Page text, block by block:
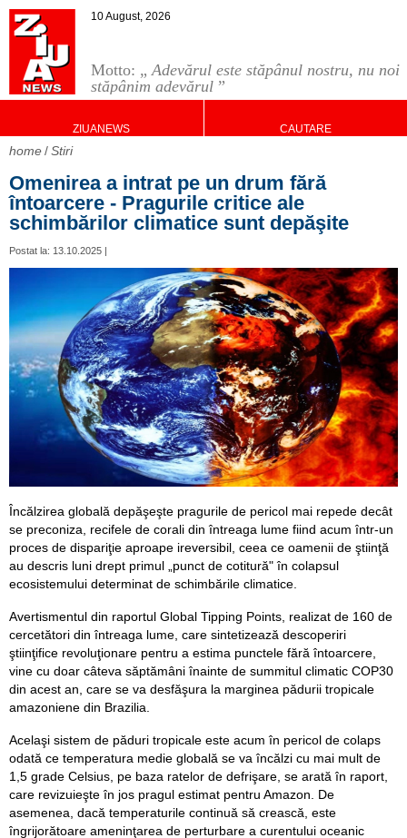
Motto: „Adevărul este stăpânul nostru, nu noi
stăpânim adevărul ”
10 August, 2026
ZIUANEWS CAUTARE
home Stiri
Omenirea a intrat pe un drum fără
întoarcere - Pragurile critice ale
schimbărilor climatice sunt depăşite
Postat la: 13.10.2025 |
Încălzirea globală depăşeşte pragurile de pericol mai repede decât
se preconiza, recifele de corali din întreaga lume fiind acum într-un
proces de dispariţie aproape ireversibil, ceea ce oamenii de ştiinţă
au descris luni drept primul „punct de cotitură" în colapsul
ecosistemului determinat de schimbările climatice.
Avertismentul din raportul Global Tipping Points, realizat de 160 de
cercetători din întreaga lume, care sintetizează descoperiri
ştiinţifice revoluţionare pentru a estima punctele fără întoarcere,
vine cu doar câteva săptămâni înainte de summitul climatic COP30
din acest an, care se va desfăşura la marginea pădurii tropicale
amazoniene din Brazilia.
Acelaşi sistem de păduri tropicale este acum în pericol de colaps
odată ce temperatura medie globală se va încălzi cu mai mult de
1,5 grade Celsius, pe baza ratelor de defrişare, se arată în raport,
care revizuieşte în jos pragul estimat pentru Amazon. De
asemenea, dacă temperaturile continuă să crească, este
îngrijorătoare ameninţarea de perturbare a curentului oceanic